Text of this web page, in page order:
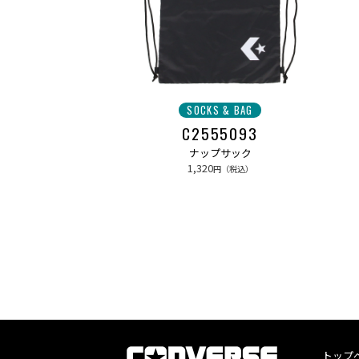
SOCKS & BAG
C2555093
ナップサック
1,320円（税込）
トップ